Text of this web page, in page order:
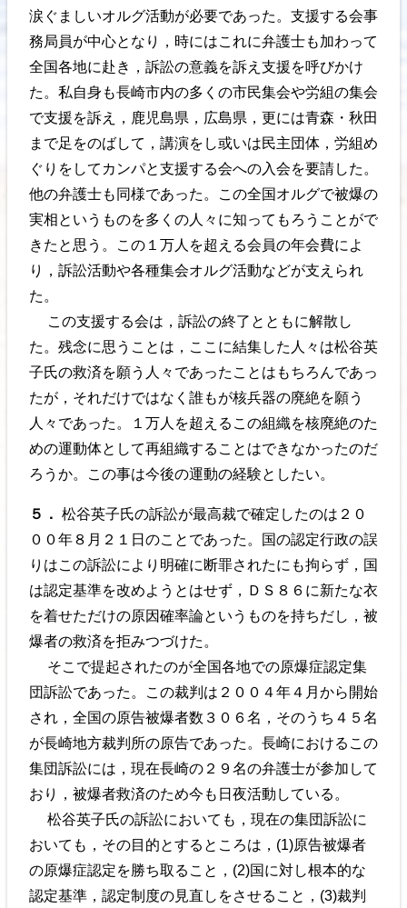
涙ぐましいオルグ活動が必要であった。支援する会事
務局員が中心となり，時にはこれに弁護士も加わって
全国各地に赴き，訴訟の意義を訴え支援を呼びかけ
た。私自身も長崎市内の多くの市民集会や労組の集会
で支援を訴え，鹿児島県，広島県，更には青森・秋田
まで足をのばして，講演をし或いは民主団体，労組め
ぐりをしてカンパと支援する会への入会を要請した。
他の弁護士も同様であった。この全国オルグで被爆の
実相というものを多くの人々に知ってもろうことがで
きたと思う。この１万人を超える会員の年会費によ
り，訴訟活動や各種集会オルグ活動などが支えられ
た。
この支援する会は，訴訟の終了とともに解散し
た。残念に思うことは，ここに結集した人々は松谷英
子氏の救済を願う人々であったことはもちろんであっ
たが，それだけではなく誰もが核兵器の廃絶を願う
人々であった。１万人を超えるこの組織を核廃絶のた
めの運動体として再組織することはできなかったのだ
ろうか。この事は今後の運動の経験としたい。
５． 松谷英子氏の訴訟が最高裁で確定したのは２０
００年８月２１日のことであった。国の認定行政の誤
りはこの訴訟により明確に断罪されたにも拘らず，国
は認定基準を改めようとはせず，ＤＳ８６に新たな衣
を着せただけの原因確率論というものを持ちだし，被
爆者の救済を拒みつづけた。
そこで提起されたのが全国各地での原爆症認定集
団訴訟であった。この裁判は２００４年４月から開始
され，全国の原告被爆者数３０６名，そのうち４５名
が長崎地方裁判所の原告であった。長崎におけるこの
集団訴訟には，現在長崎の２９名の弁護士が参加して
おり，被爆者救済のため今も日夜活動している。
松谷英子氏の訴訟においても，現在の集団訴訟に
おいても，その目的とするところは，(1)原告被爆者
の原爆症認定を勝ち取ること，(2)国に対し根本的な
認定基準，認定制度の見直しをさせること，(3)裁判